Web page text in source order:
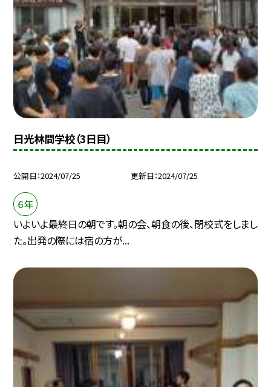
日光林間学校（3日目）
公開日 2024/07/25 更新日 2024/07/25
６年
いよいよ最終日の朝です。朝の会、朝食の後、閉校式をしまし
た。出発の際には宿の方が...